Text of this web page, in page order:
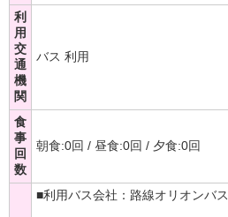
利
用
交
通
機
関
バス 利用
食
事
回
数
朝食:0回 / 昼食:0回 / 夕食:0回
■利用バス会社：路線オリオンバス